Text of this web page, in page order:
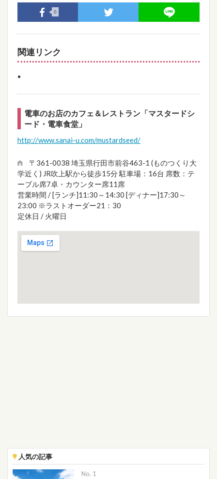
0
関連リンク
電車のお店のカフェ＆レストラン「マスタードシ
ード・電車食堂」
http://www.sanai-u.com/mustardseed/
〒361-0038 埼玉県行田市前谷463-1 (ものつくり大
学近く) JR吹上駅から徒歩15分 駐車場：16台 席数：テ
ーブル席7卓・カウンター席11席
営業時間 / [ランチ]11:30～14:30 [ディナー]17:30～
23:00 ※ラストオーダー21：30
定休日 / 火曜日
人気の記事
No.